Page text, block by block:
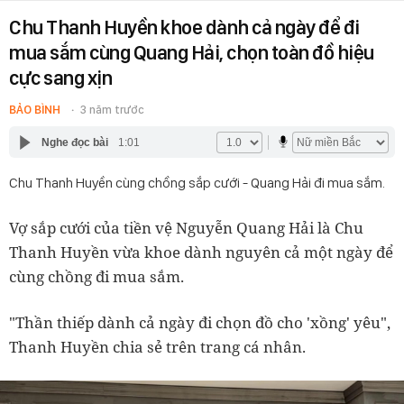
Chu Thanh Huyền khoe dành cả ngày để đi
mua sắm cùng Quang Hải, chọn toàn đồ hiệu
cực sang xịn
BẢO BÌNH 3 năm trước
Nghe đọc bài 1:01
Chu Thanh Huyền cùng chồng sắp cưới - Quang Hải đi mua sắm.
Vợ sắp cưới của tiền vệ Nguyễn Quang Hải là Chu
Thanh Huyền vừa khoe dành nguyên cả một ngày để
cùng chồng đi mua sắm.
"Thần thiếp dành cả ngày đi chọn đồ cho 'xồng' yêu",
Thanh Huyền chia sẻ trên trang cá nhân.